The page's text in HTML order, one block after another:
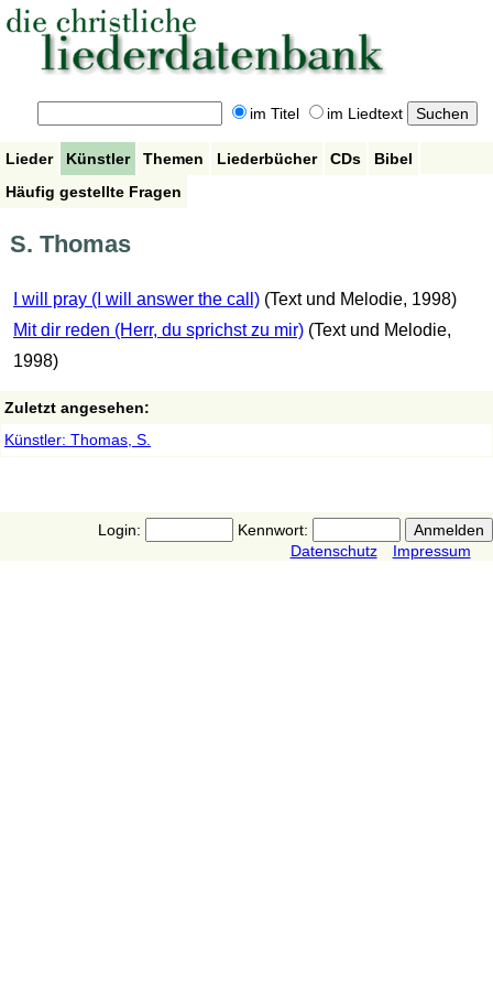
im Titel im Liedtext
Lieder Künstler Themen Liederbücher CDs
Bibel
Häufig gestellte Fragen
S. Thomas
I will pray (I will answer the call) (Text und Melodie, 1998)
Mit dir reden (Herr, du sprichst zu mir) (Text und Melodie,
1998)
Zuletzt angesehen:
Künstler: Thomas, S.
Login:
Kennwort:
Datenschutz
Impressum